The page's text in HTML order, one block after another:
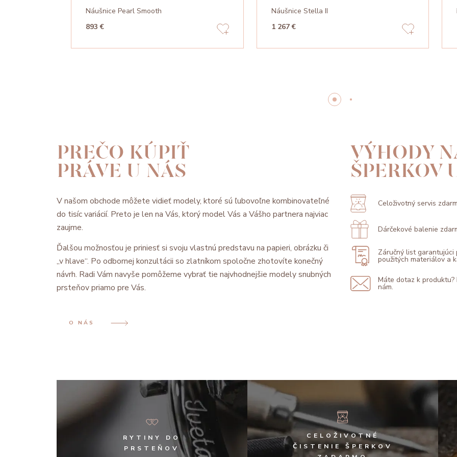
Náušnice Pearl Smooth
893 €
Náušnice Stella II
1 267 €
PREČO KÚPIŤ
PRÁVE U NÁS
V našom obchode môžete vidieť modely, ktoré sú ľubovoľne kombinovateľné
do tisíc variácií. Preto je len na Vás, ktorý model Vás a Vášho partnera najviac
zaujme.
Ďalšou možnosťou je priniesť si svoju vlastnú predstavu na papieri, obrázku či
„v hlave“. Po odbornej konzultácii so zlatníkom spoločne zhotovíte konečný
návrh. Radi Vám navyše pomôžeme vybrať tie najvhodnejšie modely snubných
prsteňov priamo pre Vás.
O NÁS
VÝHODY
ŠPERKOV
Celoživotný servis
Dárčekové balenie
Záručný list garantujúci
použitých materiálov a
Máte dotaz k produktu?
nám.
RYTINY DO
PRSTEŇOV
CELOŽIVOTNÉ
ČISTENIE ŠPERKOV